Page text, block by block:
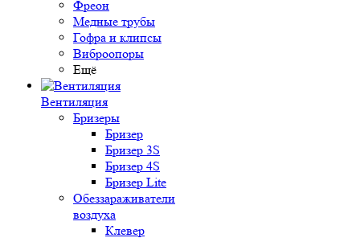
Фреон
Медные трубы
Гофра и клипсы
Виброопоры
Ещё
Вентиляция
Бризеры
Бризер
Бризер 3S
Бризер 4S
Бризер Lite
Обеззараживатели
воздуха
Клевер